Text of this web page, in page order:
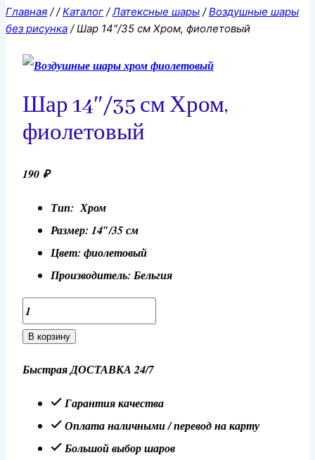
Главная / / Каталог / Латексные шары / Воздушные шары
без рисунка / Шар 14″/35 см Хром, фиолетовый
Шар 14″/35 см Хром,
фиолетовый
190 ₽
Тип: Хром
Размер: 14″/35 см
Цвет: фиолетовый
Производитель: Бельгия
Количество
товара
14"/35
Хром,
фиолетовый
В корзину
Быстрая ДОСТАВКА 24/7
Гарантия качества
Оплата наличными / перевод на карту
Большой выбор шаров